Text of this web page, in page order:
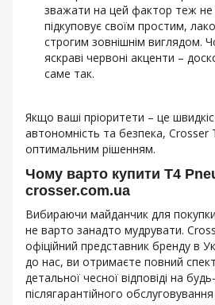
зважати на цей фактор теж
підкуповує своїм простим,
строгим зовнішнім виглядом.
яскраві червоні акценти –
саме так.
Якщо ваші пріоритети – це
автономність та безпека, Crosser
оптимальним рішенням.
Чому варто купити T4
crosser.com.ua
Вибираючи майданчик для
не варто занадто мудрувати.
офіційний представник бренду в
до нас, ви отримаєте повний
детальної чесної відповіді на
післягарантійного